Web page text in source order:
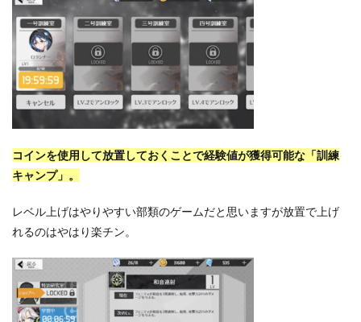
コインを使用して放置しておくことで経験値が獲得可能な「訓練
キャンプ」。
レベル上げはやりやすい部類のゲームだと思いますが放置で上げ
れるのはやはり楽チン。